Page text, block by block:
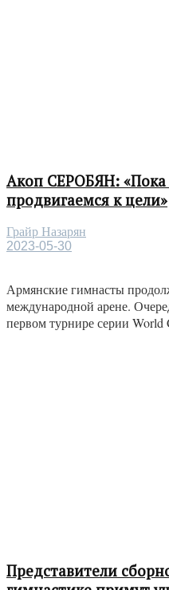
Акоп СЕРОБЯН:
продвигаемся к цели»
Грайр Назарян
2023-05-30
Армянские гимнасты
международной арене.
первом турнире серии World
Представители